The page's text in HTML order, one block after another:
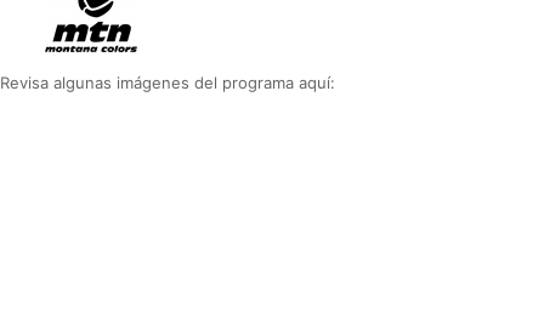
Revisa algunas imágenes del programa aquí: